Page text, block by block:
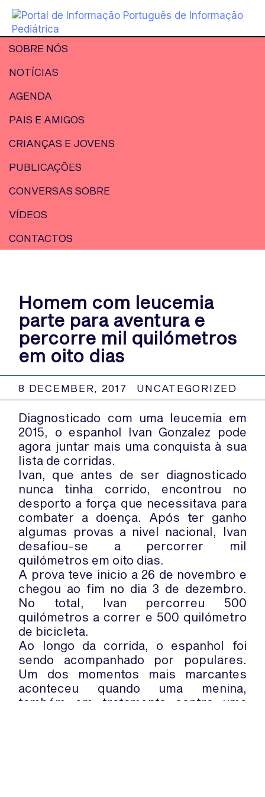
SOBRE NÓS
NOTÍCIAS
AGENDA
PAIS E AMIGOS
CRIANÇAS E JOVENS
PUBLICAÇÕES
CONVERSAS SOBRE
VÍDEOS
CONTACTOS
Homem com leucemia
parte para aventura e
percorre mil quilómetros
em oito dias
8 DECEMBER, 2017 UNCATEGORIZED
Diagnosticado com uma leucemia em
2015, o espanhol Ivan Gonzalez pode
agora juntar mais uma conquista à sua
lista de corridas.
Ivan, que antes de ser diagnosticado
nunca tinha corrido, encontrou no
desporto a força que necessitava para
combater a doença. Após ter ganho
algumas provas a nivel nacional, Ivan
desafiou-se a percorrer mil
quilómetros em oito dias.
A prova teve inicio a 26 de novembro e
chegou ao fim no dia 3 de dezembro.
No total, Ivan percorreu 500
quilómetros a correr e 500 quilómetro
de bicicleta.
Ao longo da corrida, o espanhol foi
sendo acompanhado por populares.
Um dos momentos mais marcantes
aconteceu quando uma menina,
também em tratamento contra uma